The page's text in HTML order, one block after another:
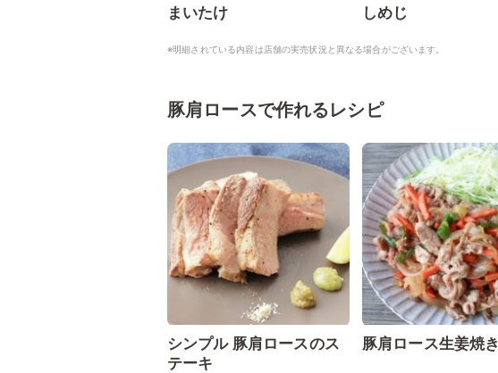
まいたけ しめじ
※明細されている内容は店舗の実売状況と異なる場合がございます。
豚肩ロースで作れるレシピ
シンプル 豚肩ロースのス
テーキ
豚肩ロース生姜焼き